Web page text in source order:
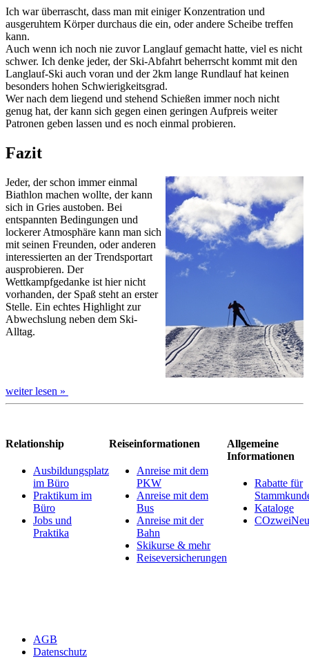
Ich war überrascht, dass man mit einiger Konzentration und
ausgeruhtem Körper durchaus die ein, oder andere Scheibe treffen
kann.
Auch wenn ich noch nie zuvor Langlauf gemacht hatte, viel es nicht
schwer. Ich denke jeder, der Ski-Abfahrt beherrscht kommt mit den
Langlauf-Ski auch voran und der 2km lange Rundlauf hat keinen
besonders hohen Schwierigkeitsgrad.
Wer nach dem liegend und stehend Schießen immer noch nicht
genug hat, der kann sich gegen einen geringen Aufpreis weiter
Patronen geben lassen und es noch einmal probieren.
Fazit
Jeder, der schon immer einmal
Biathlon machen wollte, der kann
sich in Gries austoben. Bei
entspannten Bedingungen und
lockerer Atmosphäre kann man sich
mit seinen Freunden, oder anderen
interessierten an der Trendsportart
ausprobieren. Der
Wettkampfgedanke ist hier nicht
vorhanden, der Spaß steht an erster
Stelle. Ein echtes Highlight zur
Abwechslung neben dem Ski-
Alltag.
weiter lesen »
Relationship
Ausbildungsplatz
im Büro
Praktikum im
Büro
Jobs und
Praktika
Reiseinformationen
Anreise mit dem
PKW
Anreise mit dem
Bus
Anreise mit der
Bahn
Skikurse & mehr
Reiseversicherungen
Allgemeine
Informationen
Rabatte für
Kataloge
AGB
Datenschutz